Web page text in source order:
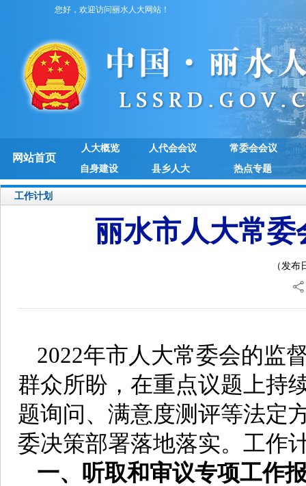
您好，欢迎访问丽水人大网站！
网站首页
人大概览 人代会会议
常委会会议
自身建设
县乡人大 热点专题
工作计划
丽水市人大常
（发布
2022年市人大常委会的监
群众所盼，在重点议题上持
题询问、满意度测评等法定
委决策部署落地落实。工作
一、听取和审议专项工作